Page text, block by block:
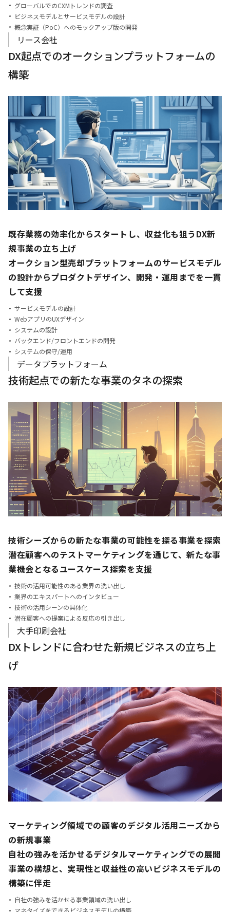
グローバルでのCXMトレンドの調査
ビジネスモデルとサービスモデルの設計
概念実証（PoC）へのモックアップ版の開発
リース会社
DX起点でのオークションプラットフォームの
構築
既存業務の効率化からスタートし、収益化も狙うDX新
規事業の立ち上げ
オークション型売却プラットフォームのサービスモデル
の設計からプロダクトデザイン、開発・運用までを一貫
して支援
サービスモデルの設計
WebアプリのUXデザイン
システムの設計
バックエンド/フロントエンドの開発
システムの保守/運用
データプラットフォーム
技術起点での新たな事業のタネの探索
技術シーズからの新たな事業の可能性を探る事業を探索
潜在顧客へのテストマーケティングを通じて、新たな事
業機会となるユースケース探索を支援
技術の活用可能性のある業界の洗い出し
業界のエキスパートへのインタビュー
技術の活用シーンの具体化
潜在顧客への提案による反応の引き出し
大手印刷会社
DXトレンドに合わせた新規ビジネスの立ち上
げ
マーケティング領域での顧客のデジタル活用ニーズから
の新規事業
自社の強みを活かせるデジタルマーケティングでの展開
事業の構想と、 実現性と収益性の高いビジネスモデルの
構築に伴走
自社の強みを活かせる事業領域の洗い出し